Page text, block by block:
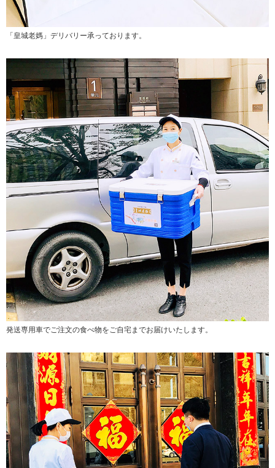
「皇城老媽」デリバリー承っております。
発送専用車でご注文の食べ物をご自宅までお届けいたします。